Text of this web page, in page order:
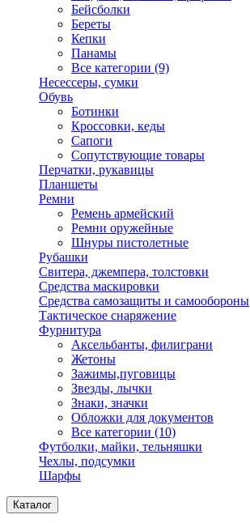
Бейсболки
Береты
Кепки
Панамы
Все категории (9)
Несессеры, сумки
Обувь
Ботинки
Кроссовки, кеды
Сапоги
Сопутствующие товары
Перчатки, рукавицы
Планшеты
Ремни
Ремень армейский
Ремни оружейные
Шнуры пистолетные
Рубашки
Свитера, джемпера, толстовки
Средства маскировки
Средства самозащиты и самообороны
Тактическое снаряжение
Фурнитура
Аксельбанты, филиграни
Жетоны
Зажимы,пуговицы
Звезды, лычки
Знаки, значки
Обложки для документов
Все категории (10)
Футболки, майки, тельняшки
Чехлы, подсумки
Шарфы
Каталог